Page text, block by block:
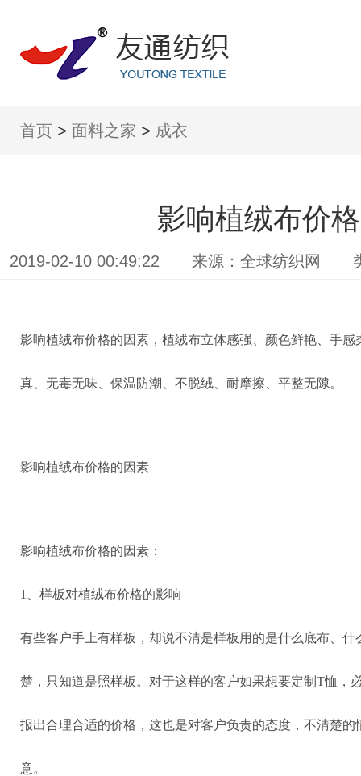
首页 > 面料之家 > 成衣
影响植绒布价
2019-02-10 00:49:22 来源：全球纺织网
影响植绒布价格的因素，植绒布立体感强、颜色鲜艳、手
真、无毒无味、保温防潮、不脱绒、耐摩擦、平整无隙。
影响植绒布价格的因素
影响植绒布价格的因素：
1、样板对植绒布价格的影响
有些客户手上有样板，却说不清是样板用的是什么底布、
楚，只知道是照样板。对于这样的客户如果想要定制T恤，
报出合理合适的价格，这也是对客户负责的态度，不清楚
意。